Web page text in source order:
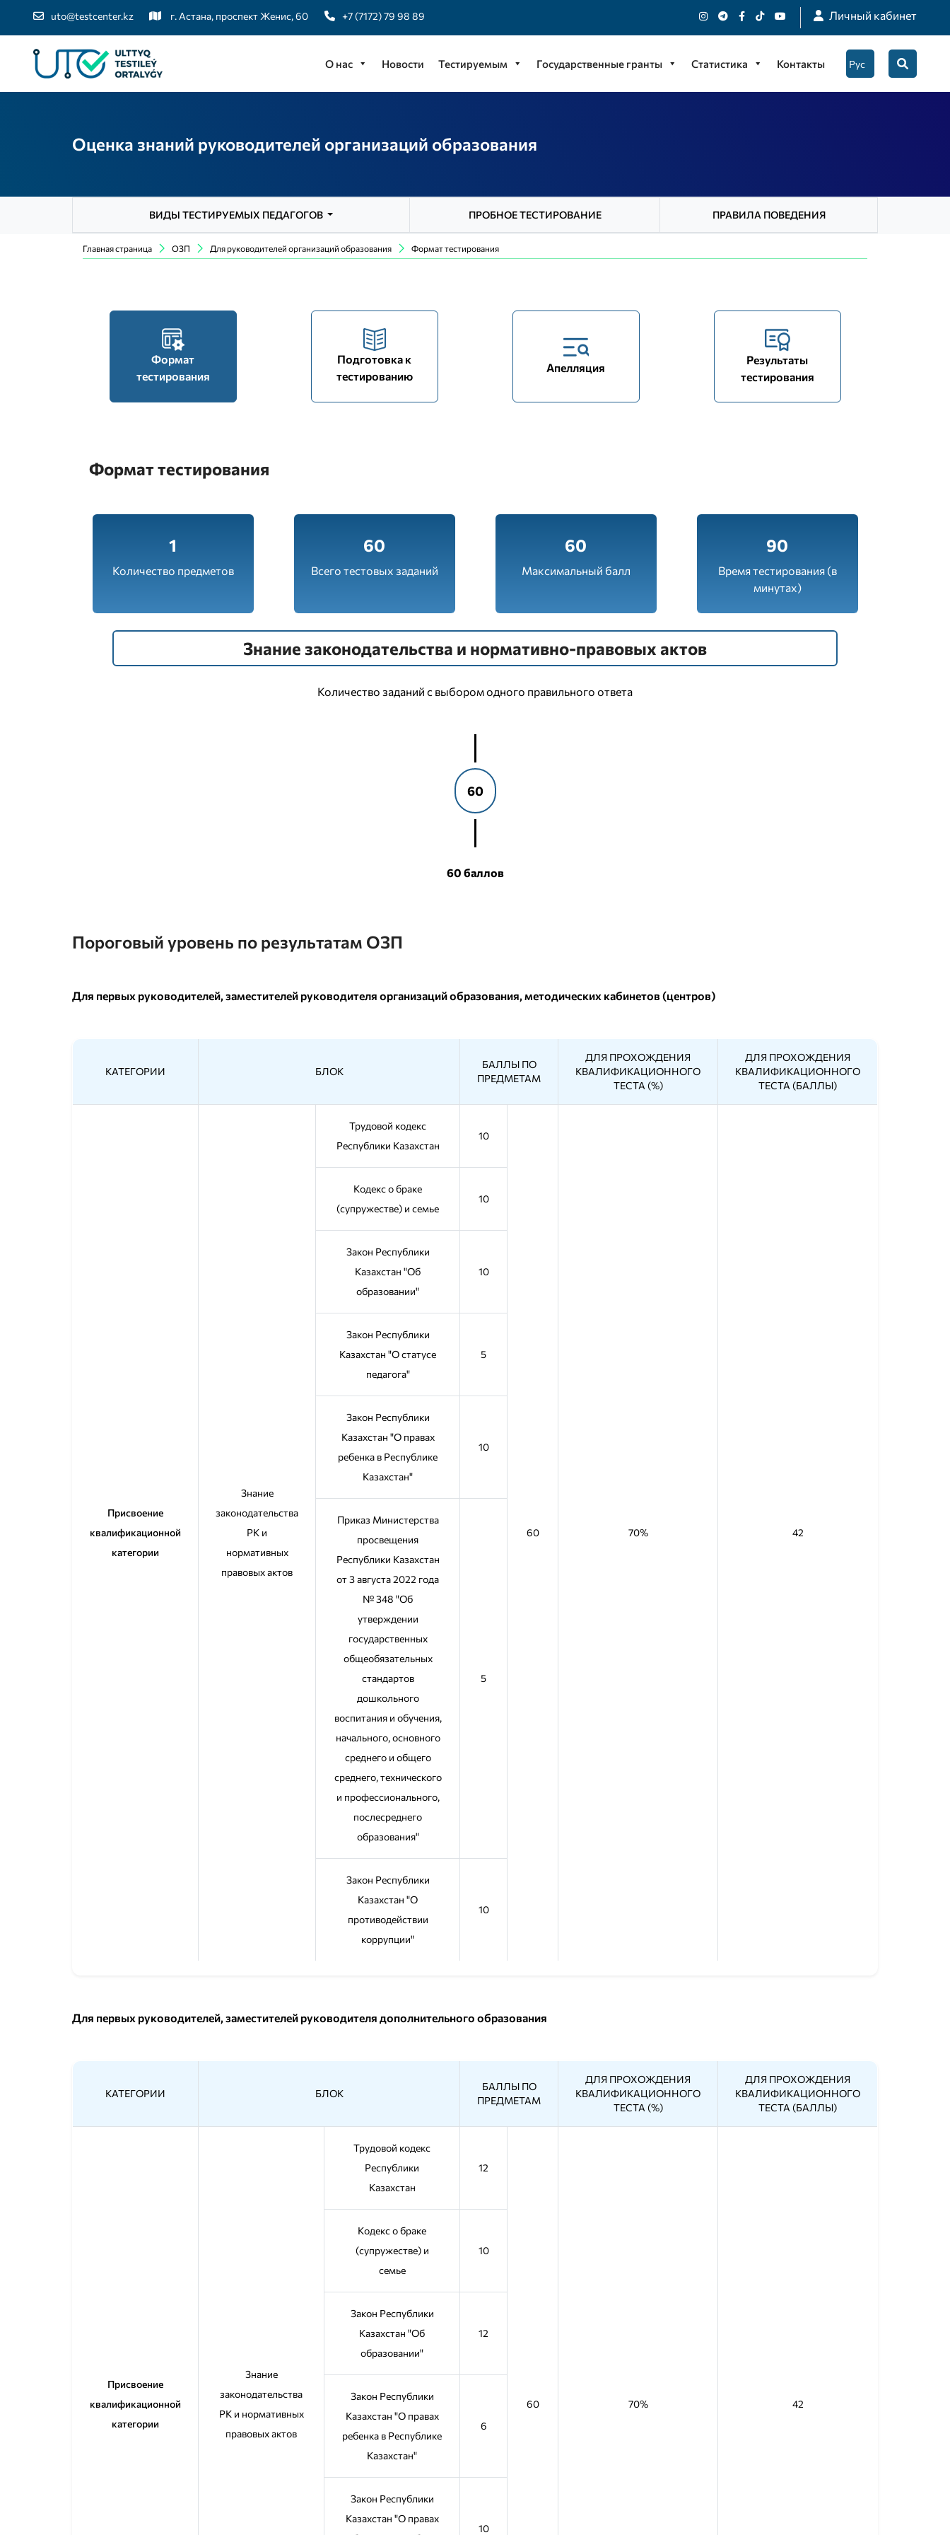
uto@testcenter.kz г. Астана, проспект Женис, 60 +7 (7172) 79 98 89 Личный кабинет
О нас Новости Тестируемым Государственные гранты Статистика Контакты
Оценка знаний руководителей организаций образования
ВИДЫ ТЕСТИРУЕМЫХ ПЕДАГОГОВ ПРОБНОЕ ТЕСТИРОВАНИЕ ПРАВИЛА ПОВЕДЕНИЯ
Главная страница ОЗП Для руководителей организаций образования Формат тестирования
Формат
тестирования
Подготовка к
тестированию
Апелляция
Результаты
тестирования
Формат тестирования
1
Количество предметов
60
Всего тестовых заданий
60
Максимальный балл
90
Время тестирования (в
минутах)
Знание законодательства и нормативно-правовых актов
Количество заданий с выбором одного правильного ответа
60
60 баллов
Пороговый уровень по результатам ОЗП
Для первых руководителей, заместителей руководителя организаций образования, методических кабинетов (центров)
КАТЕГОРИИ БЛОК
БАЛЛЫ ПО
ПРЕДМЕТАМ
ДЛЯ ПРОХОЖДЕНИЯ
КВАЛИФИКАЦИОННОГО
ТЕСТА (%)
ДЛЯ ПРОХОЖДЕНИЯ
КВАЛИФИКАЦИОННОГО
ТЕСТА (БАЛЛЫ)
Присвоение
квалификационной
категории
Знание
законодательства
РК и
нормативных
правовых актов
Трудовой кодекс
Республики Казахстан
10
60 70% 42
Кодекс о браке
(супружестве) и семье
10
Закон Республики
Казахстан "Об
образовании"
10
Закон Республики
Казахстан "О статусе
педагога"
5
Закон Республики
Казахстан "О правах
ребенка в Республике
Казахстан"
10
Приказ Министерства
просвещения
Республики Казахстан
от 3 августа 2022 года
№ 348 "Об
утверждении
государственных
общеобязательных
стандартов
дошкольного
воспитания и обучения,
начального, основного
среднего и общего
среднего, технического
и профессионального,
послесреднего
образования"
5
Закон Республики
Казахстан "О
противодействии
коррупции"
10
Для первых руководителей, заместителей руководителя дополнительного образования
КАТЕГОРИИ БЛОК
БАЛЛЫ ПО
ПРЕДМЕТАМ
ДЛЯ ПРОХОЖДЕНИЯ
КВАЛИФИКАЦИОННОГО
ТЕСТА (%)
ДЛЯ ПРОХОЖДЕНИЯ
КВАЛИФИКАЦИОННОГО
ТЕСТА (БАЛЛЫ)
Присвоение
квалификационной
категории
Знание
законодательства
РК и нормативных
правовых актов
Трудовой кодекс
Республики
Казахстан
12
60 70% 42
Кодекс о браке
(супружестве) и
семье
10
Закон Республики
Казахстан "Об
образовании"
12
Закон Республики
Казахстан "О правах
ребенка в Республике
Казахстан"
6
Закон Республики
Казахстан "О правах
10